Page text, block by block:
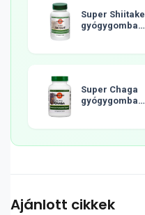
Super Shiitake
gyógygomba
Super Chaga
gyógygomba
Ajánlott cikkek